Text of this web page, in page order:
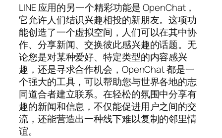
LINE 应用的另一个精彩功能是 OpenChat，
它允许人们结识兴趣相投的新朋友。这项功
能创造了一个虚拟空间，人们可以在其中协
作、分享新闻、交换彼此感兴趣的话题。无
论您是对某种爱好、特定类型的内容感兴
趣，还是寻求合作机会，OpenChat 都是一
个强大的工具，可以帮助您与世界各地的志
同道合者建立联系。在轻松的氛围中分享有
趣的新闻和信息，不仅能促进用户之间的交
流，还能营造出一种线下难以复制的邻里情
谊。